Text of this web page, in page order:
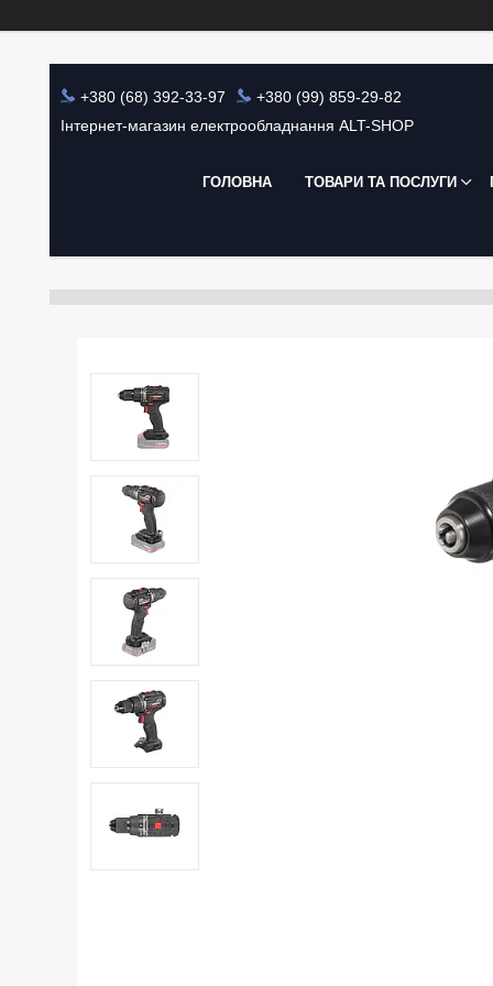
+380 (68) 392-33-97
+380 (99) 859-29-82
Інтернет-магазин електрообладнання ALT-SHOP
ГОЛОВНА ТОВАРИ ТА ПОСЛУГИ